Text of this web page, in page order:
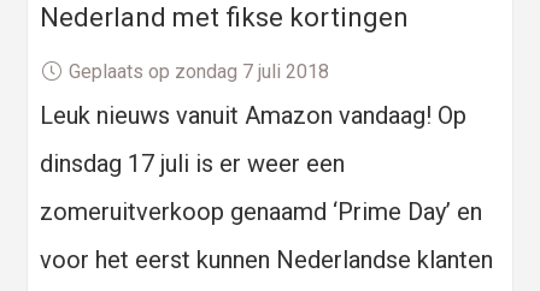
Nederland met fikse kortingen
Geplaats op zondag 7 juli 2018
Leuk nieuws vanuit Amazon vandaag! Op
dinsdag 17 juli is er weer een
zomeruitverkoop genaamd ‘Prime Day’ en
voor het eerst kunnen Nederlandse klanten